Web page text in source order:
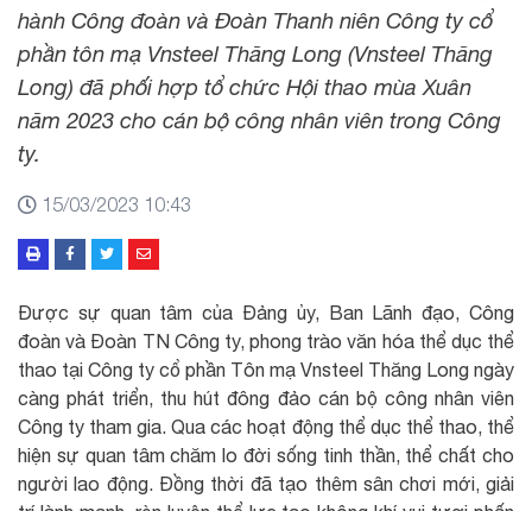
hành Công đoàn và Đoàn Thanh niên Công ty cổ
phần tôn mạ Vnsteel Thăng Long (Vnsteel Thăng
Long) đã phối hợp tổ chức Hội thao mùa Xuân
năm 2023 cho cán bộ công nhân viên trong Công
ty.
15/03/2023 10:43
Được sự quan tâm của Đảng ủy, Ban Lãnh đạo, Công
đoàn và Đoàn TN Công ty, phong trào văn hóa thể dục thể
thao tại Công ty cổ phần Tôn mạ Vnsteel Thăng Long ngày
càng phát triển, thu hút đông đảo cán bộ công nhân viên
Công ty tham gia. Qua các hoạt động thể dục thể thao, thể
hiện sự quan tâm chăm lo đời sống tinh thần, thể chất cho
người lao động. Đồng thời đã tạo thêm sân chơi mới, giải